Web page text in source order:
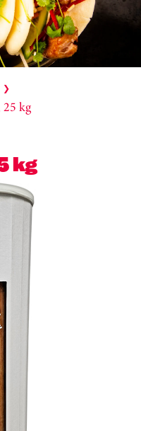
❯
25 kg
kg